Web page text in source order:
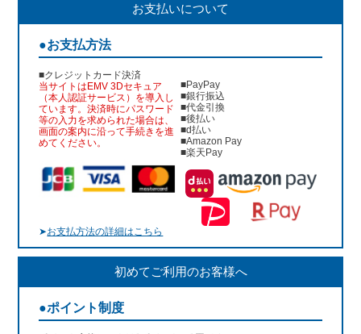
お支払いについて
●お支払方法
■クレジットカード決済
当サイトはEMV 3Dセキュア
（本人認証サービス）を導入し
ています。決済時にパスワード
等の入力を求められた場合は、
画面の案内に沿って手続きを進
めてください。
■PayPay
■銀行振込
■代金引換
■後払い
■d払い
■Amazon Pay
■楽天Pay
➤お支払方法の詳細はこちら
初めてご利用のお客様へ
●ポイント制度